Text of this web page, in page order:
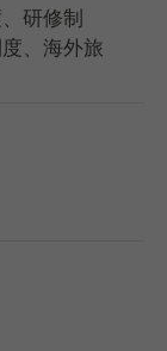
研修制
、海外旅